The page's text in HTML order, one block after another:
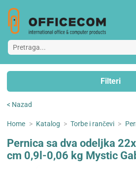
Filteri
< Nazad
Home > Katalog > Torbe i rančevi >
Pernica sa dva odeljka
cm 0,9l-0,06 kg Mystic